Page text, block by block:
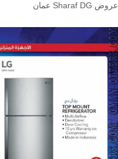
عروض Sharaf DG عمان